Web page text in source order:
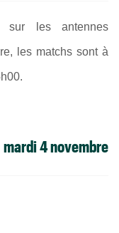
les antennes
les matchs sont à
4 novembre